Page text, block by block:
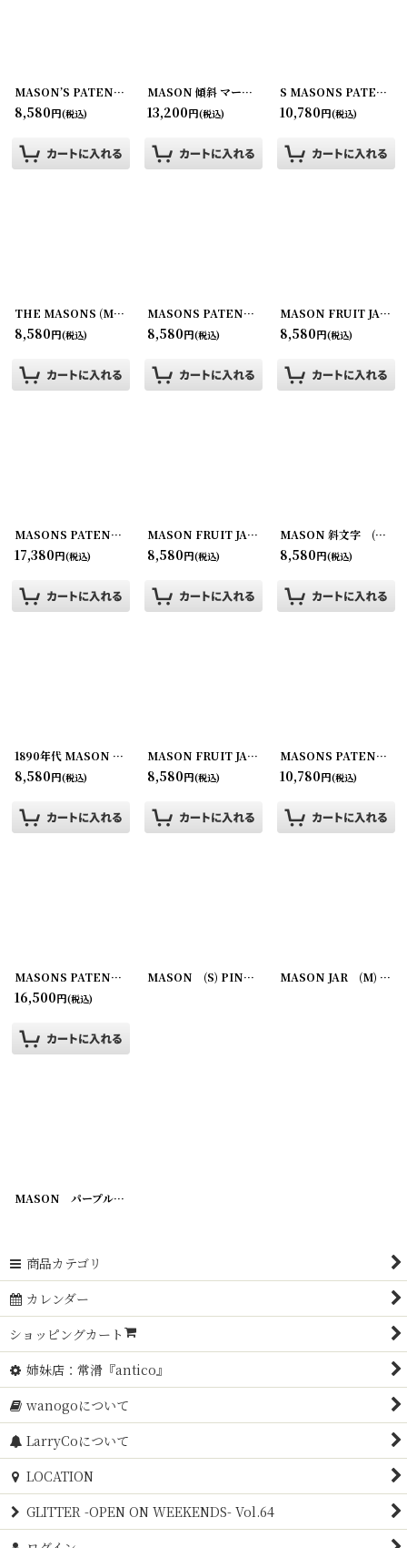
MASON’S PATENT NOV.30TH 1858 (M)QUART [200611-16]
8,580円(税込)
MASON 傾斜 マーク (L) HALF GALLON [
13,200円(税込)
S MASONS PATENT 1858 (M) QUART
10,780円(税込)
THE MASONS (M) QUART [200601-6]
8,580円(税込)
MASONS PATENT NOV 30TH 1858 (S) PINT
8,580円(税込)
MASON FRUIT JAR (S) PINT
8,580円(税込)
MASONS PATENT NOV 30TH 1858 アメジスト (S) PINT [190712-4]
17,380円(税込)
MASON FRUIT JAR (M) QUART [190718-8]
8,580円(税込)
MASON 斜文字 (M) QUART
8,580円(税込)
1890年代 MASON PATENT NOV 30TH 1858 (M) QUART [ 190718-3]
8,580円(税込)
MASON FRUIT JAR (M) QUART [190709-7
8,580円(税込)
MASONS PATENT ライトグリーン (M) QUART
10,780円(税込)
MASONS PATENT NOV30TH 1858 グリーン (M) QUART [190710-2]
16,500円(税込)
MASON (S) PINT 190712-3] MASON JAR (M) QUART
MASON パープル (M) QUART
商品カテゴリ
カレンダー
ショッピングカート
姉妹店：常滑『antico』
wanogoについて
LarryCoについて
LOCATION
GLITTER -OPEN ON WEEKENDS- Vol.64